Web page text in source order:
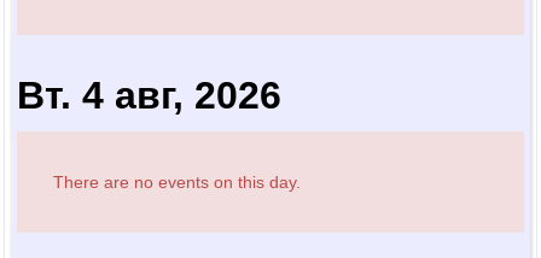
Вт. 4 авг, 2026
There are no events on this day.